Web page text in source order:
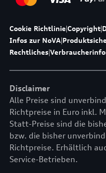
Cookie Richtlinie|Copyright|
Infos zur NoVA|
Rechtliches|
Disclaimer
Alle Preise sind
Richtpreise in Euro inkl.
Statt-Preise sind die
bzw. die bisher
Richtpreise. Erhältlich
Service-Betrieben.